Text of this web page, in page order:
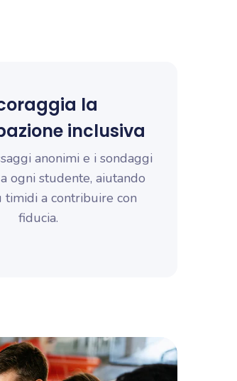
la
inclusiva
anonimi e i sondaggi
ogni studente, aiutando
timidi a contribuire con
fiducia.